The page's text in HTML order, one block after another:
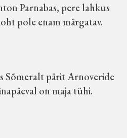
Parnabas, pere lahkus
pole enam märgatav.
Sõmeralt pärit Arnoveride
on maja tühi.